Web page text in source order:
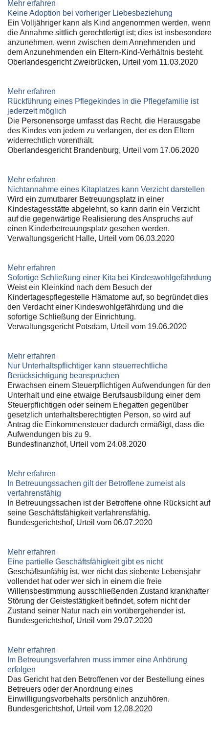
Mehr erfahren
Keine Adoption bei vorheriger Liebesbeziehung
Ein Volljähriger kann als Kind angenommen werden, wenn
die Annahme sittlich gerechtfertigt ist; dies ist insbesondere
anzunehmen, wenn zwischen dem Annehmenden und
dem Anzunehmenden ein Eltern-Kind-Verhältnis besteht.
Oberlandesgericht Zweibrücken, Urteil vom 11.03.2020
Mehr erfahren
Rückführung eines Pflegekindes in die Pflegefamilie ist
jederzeit möglich
Die Personensorge umfasst das Recht, die Herausgabe
des Kindes von jedem zu verlangen, der es den Eltern
widerrechtlich vorenthält.
Oberlandesgericht Brandenburg, Urteil vom 17.06.2020
Mehr erfahren
Nichtannahme eines Kitaplatzes kann Verzicht darstellen
Wird ein zumutbarer Betreuungsplatz in einer
Kindestagesstätte abgelehnt, so kann darin ein Verzicht
auf die gegenwärtige Realisierung des Anspruchs auf
einen Kinderbetreuungsplatz gesehen werden.
Verwaltungsgericht Halle, Urteil vom 06.03.2020
Mehr erfahren
Sofortige Schließung einer Kita bei Kindeswohlgefährdung
Weist ein Kleinkind nach dem Besuch der
Kindertagespflegestelle Hämatome auf, so begründet dies
den Verdacht einer Kindeswohlgefährdung und die
sofortige Schließung der Einrichtung.
Verwaltungsgericht Potsdam, Urteil vom 19.06.2020
Mehr erfahren
Nur Unterhaltspflichtiger kann steuerrechtliche
Berücksichtigung beanspruchen
Erwachsen einem Steuerpflichtigen Aufwendungen für den
Unterhalt und eine etwaige Berufsausbildung einer dem
Steuerpflichtigen oder seinem Ehegatten gegenüber
gesetzlich unterhaltsberechtigten Person, so wird auf
Antrag die Einkommensteuer dadurch ermäßigt, dass die
Aufwendungen bis zu 9.
Bundesfinanzhof, Urteil vom 24.08.2020
Mehr erfahren
In Betreuungssachen gilt der Betroffene zumeist als
verfahrensfähig
In Betreuungssachen ist der Betroffene ohne Rücksicht auf
seine Geschäftsfähigkeit verfahrensfähig.
Bundesgerichtshof, Urteil vom 06.07.2020
Mehr erfahren
Eine partielle Geschäftsfähigkeit gibt es nicht
Geschäftsunfähig ist, wer nicht das siebente Lebensjahr
vollendet hat oder wer sich in einem die freie
Willensbestimmung ausschließenden Zustand krankhafter
Störung der Geistestätigkeit befindet, sofern nicht der
Zustand seiner Natur nach ein vorübergehender ist.
Bundesgerichtshof, Urteil vom 29.07.2020
Mehr erfahren
Im Betreuungsverfahren muss immer eine Anhörung
erfolgen
Das Gericht hat den Betroffenen vor der Bestellung eines
Betreuers oder der Anordnung eines
Einwilligungsvorbehalts persönlich anzuhören.
Bundesgerichtshof, Urteil vom 12.08.2020